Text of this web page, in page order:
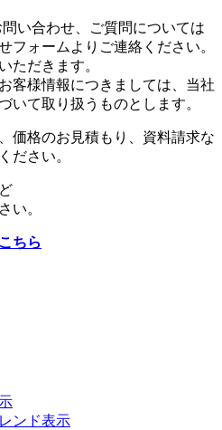
問い合わせ、ご質問については
フォームよりご連絡ください。
ただきます。
客様情報につきましては、当社
いて取り扱うものとします。
価格のお見積もり、資料請求な
ださい。
い。
ちら
ンド表示